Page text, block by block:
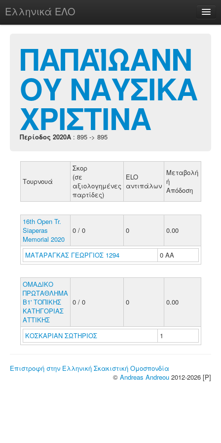
Ελληνικά ΕΛΟ
chesstu.be @ discord
Login
ΠΑΠΑΪΩΑΝΝ
ΟΥ ΝΑΥΣΙΚΑ
ΧΡΙΣΤΙΝΑ
Περίοδος 2020A : 895 -> 895
Τουρνουά
Σκορ
(σε
αξιολογημένες
παρτίδες)
ELO
αντιπάλων
Μεταβολή
ή
Απόδοση
16th Open Tr.
Siaperas
Memorial 2020
0 / 0 0 0.00
ΜΑΤΑΡΑΓΚΑΣ ΓΕΩΡΓΙΟΣ 1294 0 ΑΑ
ΟΜΑΔΙΚΟ
ΠΡΩΤΑΘΛΗΜΑ
Β1' ΤΟΠΙΚΗΣ
ΚΑΤΗΓΟΡΙΑΣ
ΑΤΤΙΚΗΣ
0 / 0 0 0.00
ΚΟΣΚΑΡΙΑΝ ΣΩΤΗΡΙΟΣ 1
Επιστροφή στην Ελληνική Σκακιστική Ομοσπονδία
© Andreas Andreou 2012-2026 [P]